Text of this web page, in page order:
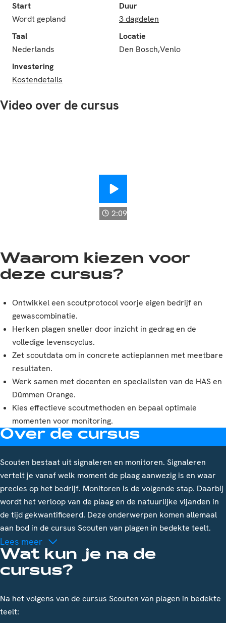
Start
Wordt gepland
Duur
3 dagdelen
Taal
Nederlands
Locatie
Den Bosch,Venlo
Investering
Kostendetails
Video over de cursus
Scouten van plagen in
2:09
Waarom kiezen voor
deze cursus?
Ontwikkel een scoutprotocol voorje eigen bedrijf en
gewascombinatie.
Herken plagen sneller door inzicht in gedrag en de
volledige levenscyclus.
Zet scoutdata om in concrete actieplannen met meetbare
resultaten.
Werk samen met docenten en specialisten van de HAS en
Dümmen Orange.
Kies effectieve scoutmethoden en bepaal optimale
momenten voor monitoring.
Over de cursus
Scouten bestaat uit signaleren en monitoren. Signaleren
vertelt je vanaf welk moment de plaag aanwezig is en waar
precies op het bedrijf. Monitoren is de volgende stap. Daarbij
wordt het verloop van de plaag en de natuurlijke vijanden in
de tijd gekwantificeerd. Deze onderwerpen komen allemaal
aan bod in de cursus Scouten van plagen in bedekte teelt.
Lees meer
Wat kun je na de
cursus?
Na het volgens van de cursus Scouten van plagen in bedekte
teelt: